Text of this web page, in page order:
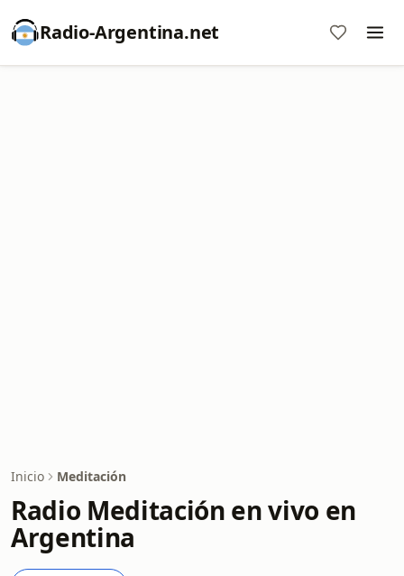
Radio-Argentina.net
Inicio Meditación
Radio Meditación en vivo en
Argentina